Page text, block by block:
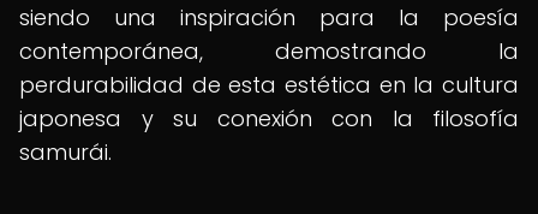
siendo una inspiración para la poesía
contemporánea, demostrando la
perdurabilidad de esta estética en la cultura
japonesa y su conexión con la filosofía
samurái.